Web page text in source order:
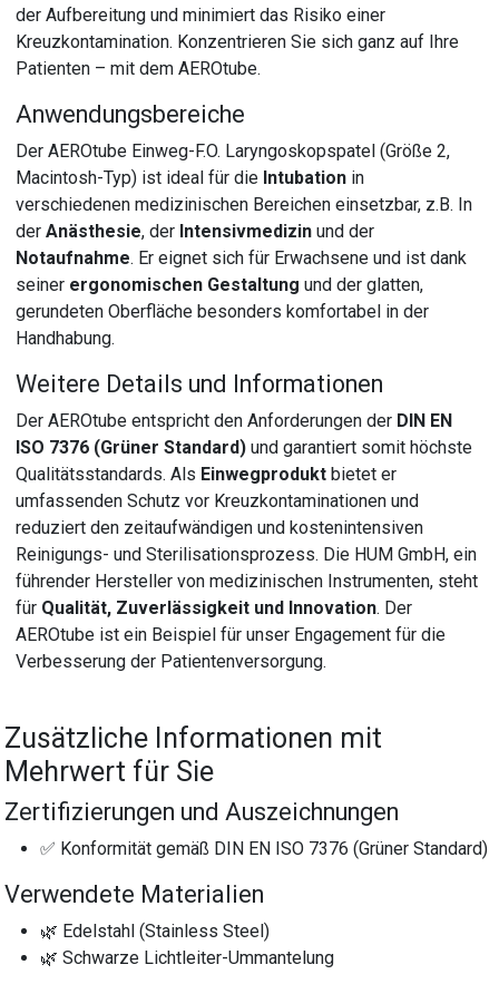
der Aufbereitung und minimiert das Risiko einer
Kreuzkontamination. Konzentrieren Sie sich ganz auf Ihre
Patienten – mit dem AEROtube.
Anwendungsbereiche
Der AEROtube Einweg-F.O. Laryngoskopspatel (Größe 2,
Macintosh-Typ) ist ideal für die Intubation in
verschiedenen medizinischen Bereichen einsetzbar, z.B. In
derAnästhesie, der Intensivmedizin und der
Notaufnahme. Er eignet sich für Erwachsene und ist dank
seiner ergonomischen Gestaltung und der glatten,
gerundeten Oberfläche besonders komfortabel in der
Handhabung.
Weitere Details und Informationen
Der AEROtube entspricht den Anforderungen der DIN EN
ISO 7376 (Grüner Standard) und garantiert somit höchste
Qualitätsstandards. Als Einwegprodukt bietet er
umfassenden Schutz vor Kreuzkontaminationen und
reduziert den zeitaufwändigen und kostenintensiven
Reinigungs- und Sterilisationsprozess. Die HUM GmbH, ein
führender Hersteller von medizinischen Instrumenten, steht
für Qualität, Zuverlässigkeit und Innovation. Der
AEROtube ist ein Beispiel für unser Engagement für die
Verbesserung der Patientenversorgung.
Zusätzliche Informationen mit
Mehrwert für Sie
Zertifizierungen und Auszeichnungen
✅ Konformität gemäß DIN EN ISO 7376 (Grüner Standard)
Verwendete Materialien
🌿 Edelstahl (Stainless Steel)
🌿 Schwarze Lichtleiter-Ummantelung